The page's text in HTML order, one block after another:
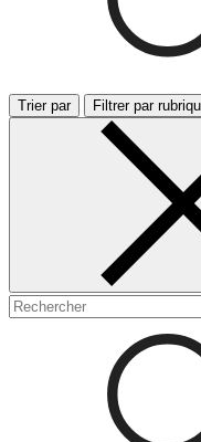
Trier par Filtrer par